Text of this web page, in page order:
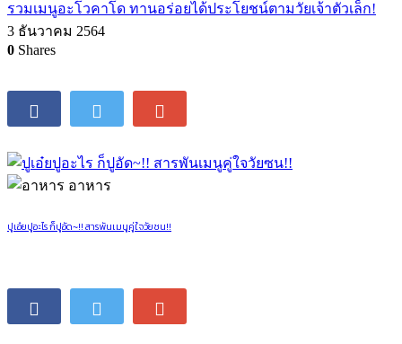
รวมเมนูอะโวคาโด ทานอร่อยได้ประโยชน์ตามวัยเจ้าตัวเล็ก!
3 ธันวาคม 2564
0 Shares
อาหาร
ปูเอ๋ยปูอะไร ก็ปูอัด~!! สารพันเมนูคู่ใจวัยซน!!